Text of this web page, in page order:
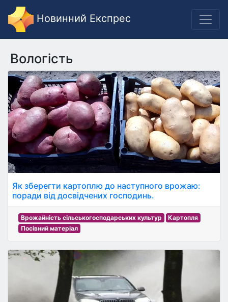
Новинний Експрес
Вологість
Як зберегти картоплю до наступного врожаю:
поради від досвідчених господинь.
Врожайність сільськогосподарських культур
Картопля
Посівний матеріал